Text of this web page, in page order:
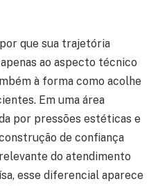
que sua trajetória
ao aspecto técnico
à forma como acolhe
Em uma área
por pressões estéticas e
de confiança
do atendimento
esse diferencial aparece